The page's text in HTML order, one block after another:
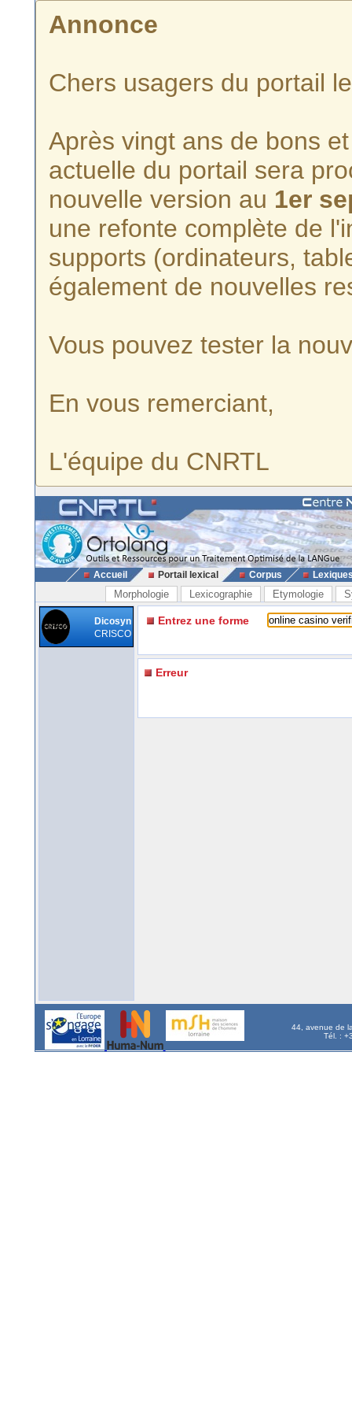
Annonce
Chers usagers du portail
Après vingt ans de bons
actuelle du portail sera
nouvelle version au 1er
une refonte complète de
supports (ordinateurs,
également de nouvelles
Vous pouvez tester la
En vous remerciant,
L'équipe du CNRTL
Accueil Portail lexical Corpus
Morphologie Lexicographie Etymologie
Dicosyn
CRISCO
Entrez une forme
Erreur
44, avenue de
Tél. :